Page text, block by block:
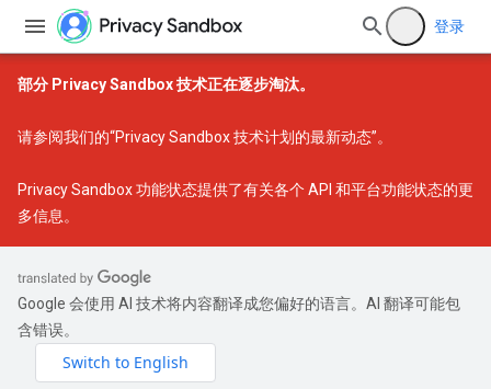
登录
部分 Privacy Sandbox 技术正在逐步淘汰。
请参阅我们的“Privacy Sandbox 技术计划的最新动态”。
Privacy Sandbox 功能状态提供了有关各个 API 和平台功能状态的更
多信息。
Google 会使用 AI 技术将内容翻译成您偏好的语言。AI 翻译可能包
含错误。